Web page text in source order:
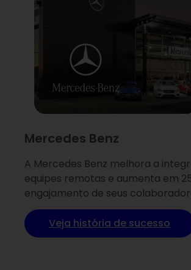
Mercedes Benz
A Mercedes Benz melhora a
equipes remotas e aumenta em
engajamento de seus
Veja história de sucesso